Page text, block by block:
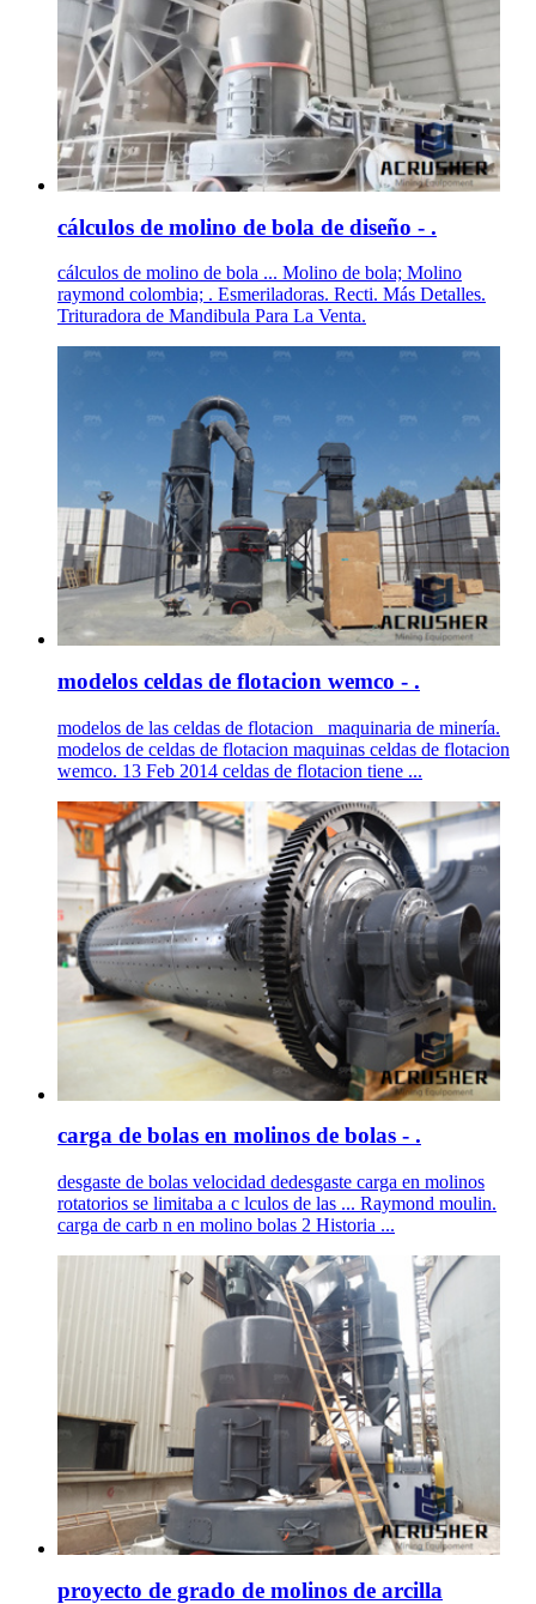
cálculos de molino de bola de diseño - .
cálculos de molino de bola ... Molino de bola; Molino
raymond colombia; . Esmeriladoras. Recti. Más Detalles.
Trituradora de Mandibula Para La Venta.
modelos celdas de flotacion wemco - .
modelos de las celdas de flotacion _maquinaria de minería.
modelos de celdas de flotacion maquinas celdas de flotacion
wemco. 13 Feb 2014 celdas de flotacion tiene ...
carga de bolas en molinos de bolas - .
desgaste de bolas velocidad dedesgaste carga en molinos
rotatorios se limitaba a c lculos de las ... Raymond moulin.
carga de carb n en molino bolas 2 Historia ...
proyecto de grado de molinos de arcilla